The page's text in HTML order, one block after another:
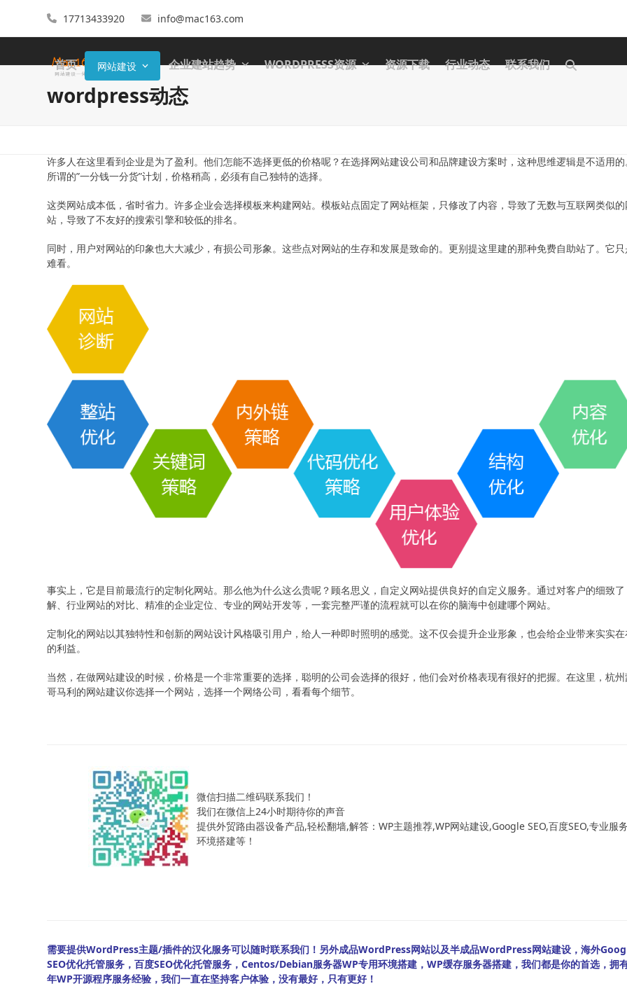
17713433920 info@mac163.com
首页 网站建设 企业建站趋势 WORDPRESS资源 资源下载 行业动态 联系我们
wordpress动态
许多人在这里看到企业是为了盈利。他们怎能不选择更低的价格呢？在选择网站建设公司和品牌建设方案时，这种思维逻辑是不适用
所谓的”一分钱一分货”计划，价格稍高，必须有自己独特的选择。
这类网站成本低，省时省力。许多企业会选择模板来构建网站。模板站点固定了网站框架，只修改了内容，导致了无数与互联网类似
站，导致了不友好的搜索引擎和较低的排名。
同时，用户对网站的印象也大大减少，有损公司形象。这些点对网站的生存和发展是致命的。更别提这里建的那种免费自助站了。它
难看。
事实上，它是目前最流行的定制化网站。那么他为什么这么贵呢？顾名思义，自定义网站提供良好的自定义服务。通过对客户的细致了
解、行业网站的对比、精准的企业定位、专业的网站开发等，一套完整严谨的流程就可以在你的脑海中创建哪个网站。
定制化的网站以其独特性和创新的网站设计风格吸引用户，给人一种即时照明的感觉。这不仅会提升企业形象，也会给企业带来实实
的利益。
当然，在做网站建设的时候，价格是一个非常重要的选择，聪明的公司会选择的很好，他们会对价格表现有很好的把握。在这里，杭
哥马利的网站建议你选择一个网站，选择一个网络公司，看看每个细节。
微信扫描二维码联系我们！
我们在微信上24小时期待你的声音
提供外贸路由器设备产品,轻松翻墙,解答：WP主题推荐,WP网站建设,Google SEO,百度SEO,专业服
环境搭建等！
需要提供WordPress主题/插件的汉化服务可以随时联系我们！另外成品WordPress网站以及半成品WordPress网站建设，海外
SEO优化托管服务，百度SEO优化托管服务，Centos/Debian服务器WP专用环境搭建，WP缓存服务器搭建，我们都是你的首选，拥
年WP开源程序服务经验，我们一直在坚持客户体验，没有最好，只有更好！